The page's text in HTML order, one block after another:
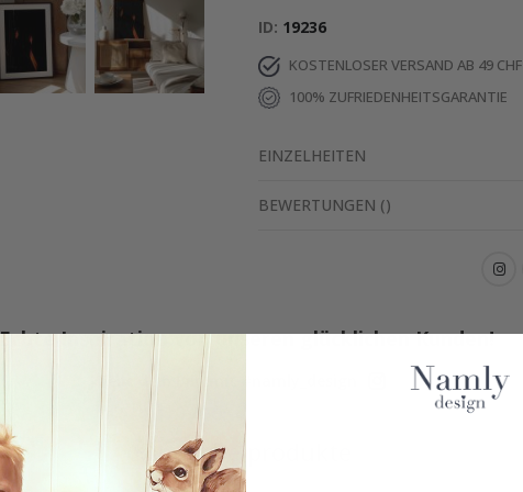
ID 19236
KOSTENLOSER VERSAND AB 49 CHF
100% ZUFRIEDENHEITSGARANTIE
EINZELHEITEN
BEWERTUNGEN ()
Inspiration von unseren glücklichen Kunden!
Teile dein Bild mit #namly_design
Ähnliche produkte